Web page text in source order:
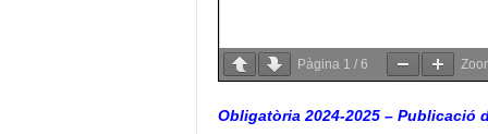
Pàgina 1 / 6
Obligatòria 2024-2025 – Publicació